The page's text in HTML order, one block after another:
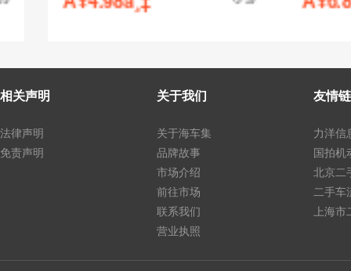
相关声明
法律声明
免责声明
关于我们
关于海车集
品牌故事
市场介绍
前往市场
联系我们
营业执照
友情
力洋信
国拍机
北京二
二手车
上海